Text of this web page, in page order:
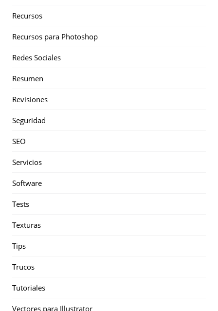
Recursos
Recursos para Photoshop
Redes Sociales
Resumen
Revisiones
Seguridad
SEO
Servicios
Software
Tests
Texturas
Tips
Trucos
Tutoriales
Vectores para Illustrator